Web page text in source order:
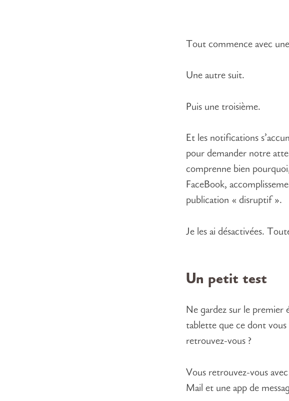
Tout commence avec
Une autre suit.
Puis une troisième.
Et les notifications
pour demander notre
comprenne bien
FaceBook,
publication « disruptif ».
Je les ai désactivées.
Un petit test
Ne gardez sur le premier
tablette que ce dont
retrouvez-vous ?
Vous retrouvez-vous
Mail et une app de